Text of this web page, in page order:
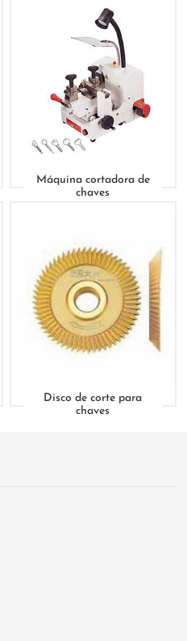
Máquina cortadora de
chaves
Disco de corte para
chaves